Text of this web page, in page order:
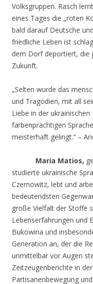
Volksgruppen. Rasch
eines Tages die „roten
bald darauf Deutsche
friedliche Leben ist
dem Dorf deportiert, die
Zukunft.
„Selten wurde das
und Tragödien, mit all
Liebe in der
farbenprächtigen
meisterhaft gelingt.“ –
Maria Matios,
studierte ukrainische
Czernowitz, lebt und
bedeutendsten
große Vielfalt der Stoffe
Lebenserfahrungen und
Bukowina und
Generation an, der die
unmittelbar vor Augen
Zeitzeugenberichte in
Partisanenbewegung